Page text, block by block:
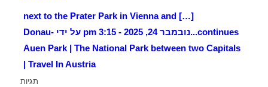
[…] next to the Prater Park in Vienna and
continues...
נובמבר 24, 2025 - 3:15 pm על ידי Donau-
Auen Park | The National Park between two Capitals
| Travel In Austria
תגיות